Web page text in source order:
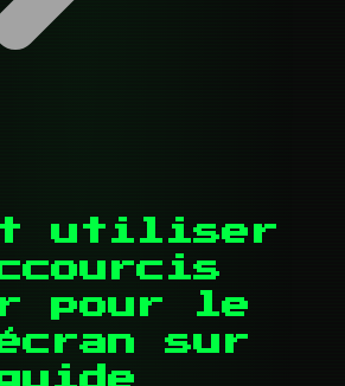
utiliser
pour le
sur